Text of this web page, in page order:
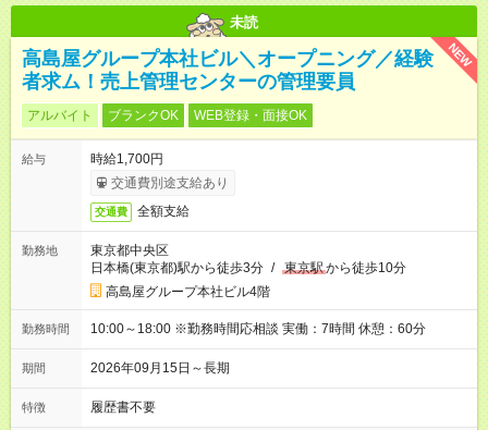
未読
NEW
高島屋グループ本社ビル＼オープニング／経験
者求ム！売上管理センターの管理要員
アルバイト ブランクOK WEB登録・面接OK
給与
時給1,700円
交通費別途支給あり
交通費 全額支給
勤務地
東京都中央区
日本橋(東京都)駅から徒歩3分 / 東京駅から徒歩10分
高島屋グループ本社ビル4階
勤務時間 10:00～18:00 ※勤務時間応相談 実働：7時間 休憩：60分
期間 2026年09月15日～長期
特徴 履歴書不要